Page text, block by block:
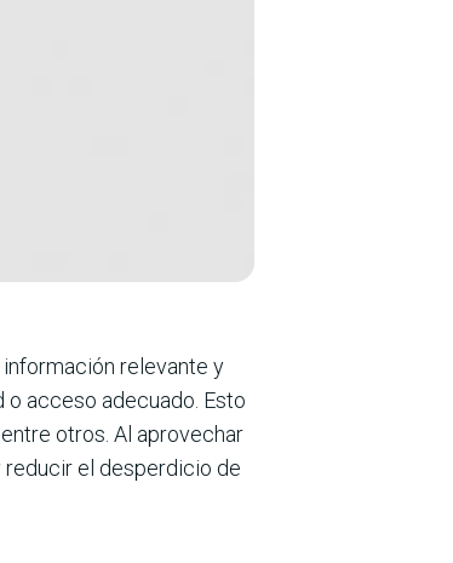
relevante y
acceso adecuado. Esto
otros. Al aprovechar
reducir el desperdicio de